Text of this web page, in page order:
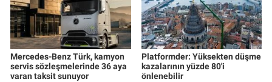
Mercedes-Benz Türk, kamyon
servis sözleşmelerinde 36 aya
varan taksit sunuyor
Platformder: Yüksekten düşme
kazalarının yüzde 80'i
önlenebilir